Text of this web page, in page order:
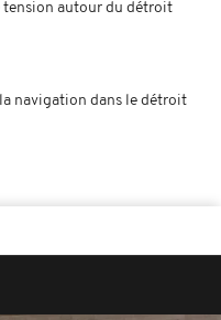
tension autour du détroit
navigation dans le détroit